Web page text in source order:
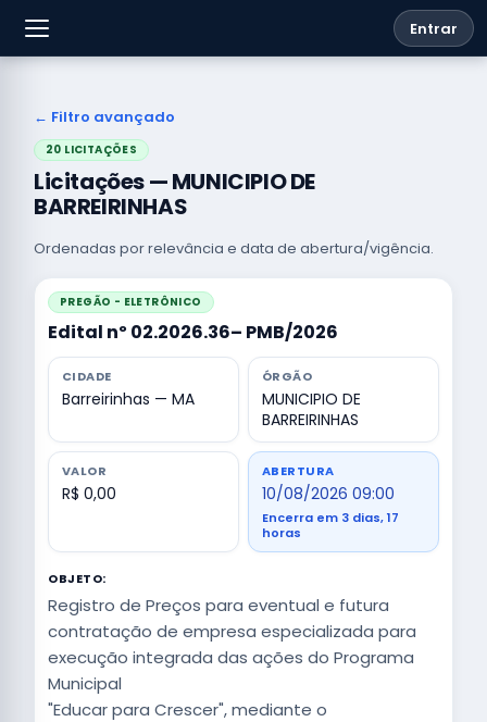
Entrar
← Filtro avançado
20 LICITAÇÕES
Licitações — MUNICIPIO DE
BARREIRINHAS
Ordenadas por relevância e data de abertura/vigência.
PREGÃO - ELETRÔNICO
Edital nº 02.2026.36– PMB/2026
CIDADE
Barreirinhas — MA
ÓRGÃO
MUNICIPIO DE
BARREIRINHAS
VALOR
R$ 0,00
ABERTURA
10/08/2026 09:00
Encerra em 3 dias, 17
horas
OBJETO:
Registro de Preços para eventual e futura
contratação de empresa especializada para
execução integrada das ações do Programa
Municipal
"Educar para Crescer", mediante o